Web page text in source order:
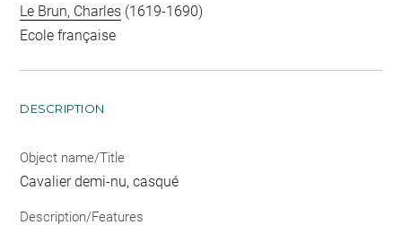
Le Brun, Charles (1619-1690)
Ecole française
DESCRIPTION
Object name/Title
Cavalier demi-nu, casqué
Description/Features